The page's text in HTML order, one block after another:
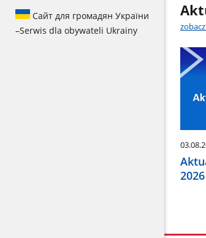
Сайт для громадян України
–Serwis dla obywateli Ukrainy